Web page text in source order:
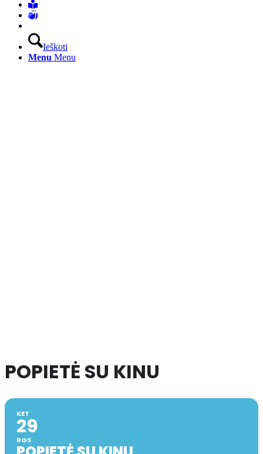
Ieškoti
Menu Menu
POPIETĖ SU KINU
KET
29
RGS